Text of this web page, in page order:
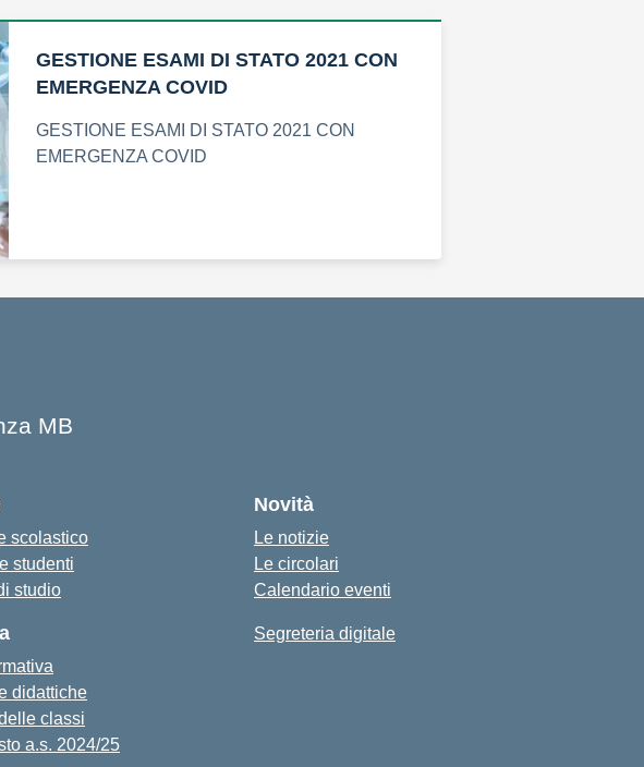
GESTIONE ESAMI DI STATO 2021 CON
EMERGENZA COVID
GESTIONE ESAMI DI STATO 2021 CON
EMERGENZA COVID
MB
scolastico
studenti
studio
didattiche
classi
a.s. 2024/25
Novità
Le notizie
Le circolari
Calendario eventi
Segreteria digitale